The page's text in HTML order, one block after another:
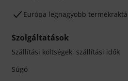
Európa legnagyobb
Szolgáltatások
Szállítási költségek, szállítási idők
Súgó